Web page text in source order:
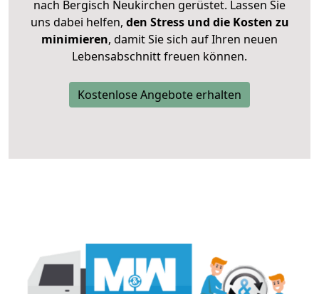
nach Bergisch Neukirchen gerüstet. Lassen Sie
uns dabei helfen, den Stress und die Kosten zu
minimieren, damit Sie sich auf Ihren neuen
Lebensabschnitt freuen können.
Kostenlose Angebote erhalten